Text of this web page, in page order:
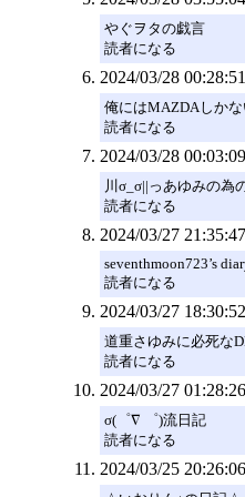
やぐヲタの戯言
読者になる
2024/03/28 00:28:51
俺にはMAZDAしかな
読者になる
2024/03/28 00:03:09
川σ_σ||っあゆみの為
読者になる
2024/03/27 21:35:47
seventhmoon723’s
読者になる
2024/03/27 18:30:52
道重さゆみに必死な
読者になる
2024/03/27 01:28:26
σ(゜∇ ゜)流日記
読者になる
2024/03/25 20:26:06